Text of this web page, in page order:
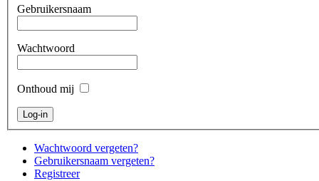
Gebruikersnaam
Wachtwoord
Onthoud mij
Wachtwoord vergeten?
Gebruikersnaam vergeten?
Registreer